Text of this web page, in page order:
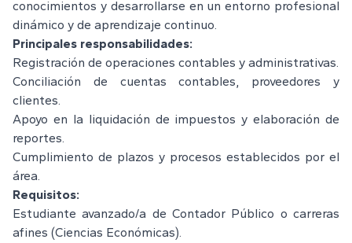
conocimientos y desarrollarse en un entorno profesional
dinámico y de aprendizaje continuo.
Principales responsabilidades:
Registración de operaciones contables y administrativas.
Conciliación de cuentas contables, proveedores y
clientes.
Apoyo en la liquidación de impuestos y elaboración de
reportes.
Cumplimiento de plazos y procesos establecidos por el
área.
Requisitos:
Estudiante avanzado/a de Contador Público o carreras
afines (Ciencias Económicas).